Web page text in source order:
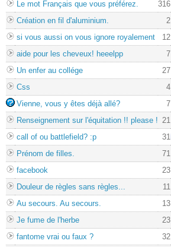
Le mot Français que vous préférez. 316
Création en fil d'aluminium. 2
si vous aussi on vous ignore royalement 12
aide pour les cheveux! heeelpp 7
Un enfer au collége 27
Css 4
Vienne, vous y êtes déjà allé? 7
Renseignement sur l'équitation !! please ! 21
call of ou battlefield? :p 31
Prénom de filles. 71
facebook 23
Douleur de règles sans règles... 11
Au secours. Au secours. 13
Je fume de l'herbe 23
fantome vrai ou faux ? 32